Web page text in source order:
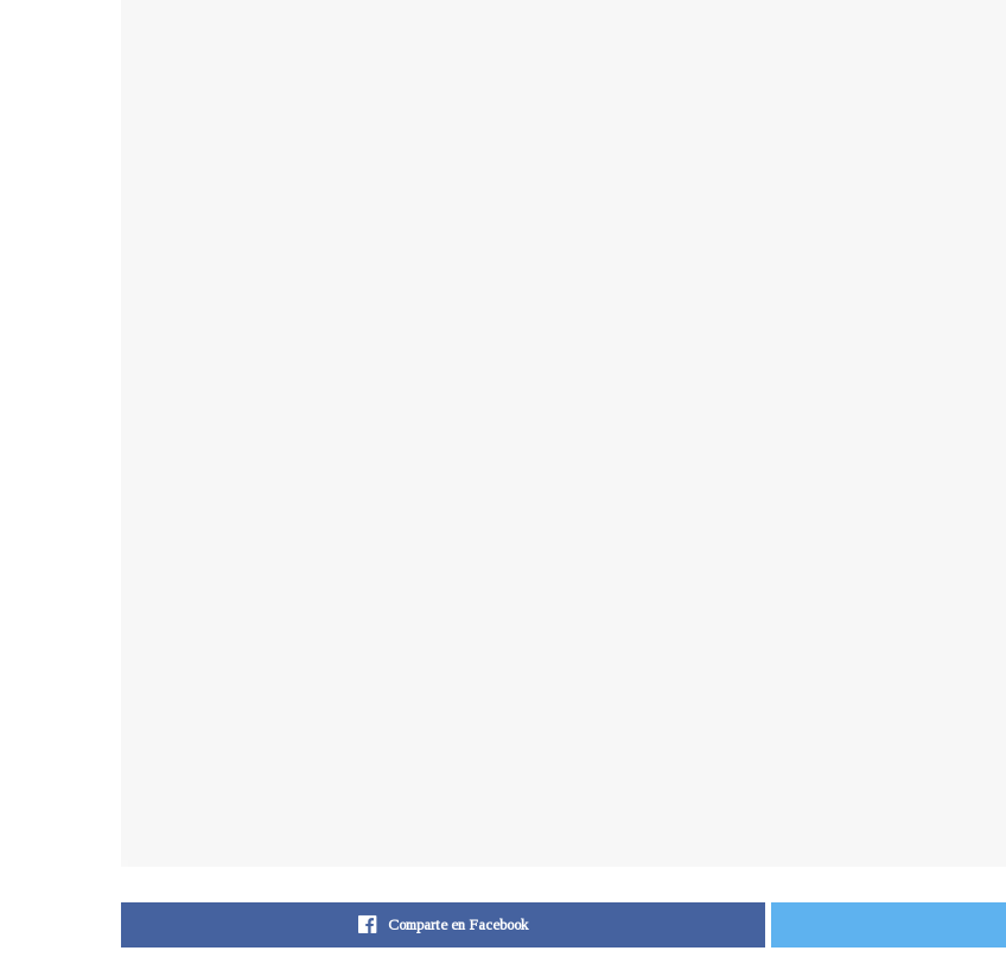
Comparte en Facebook